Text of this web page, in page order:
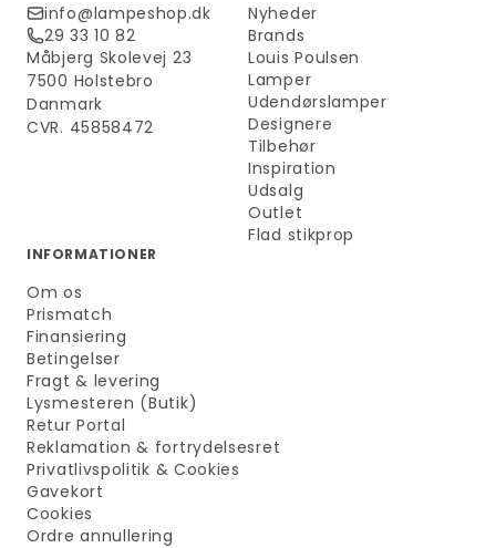
info@lampeshop.dk
29 33 10 82
Måbjerg Skolevej 23
7500 Holstebro
Danmark
CVR. 45858472
Nyheder
Brands
Louis Poulsen
Lamper
Udendørslamper
Designere
Tilbehør
Inspiration
Udsalg
Outlet
Flad stikprop
INFORMATIONER
Om os
Prismatch
Finansiering
Betingelser
Fragt & levering
Lysmesteren (Butik)
Retur Portal
Reklamation & fortrydelsesret
Privatlivspolitik & Cookies
Gavekort
Cookies
Ordre annullering